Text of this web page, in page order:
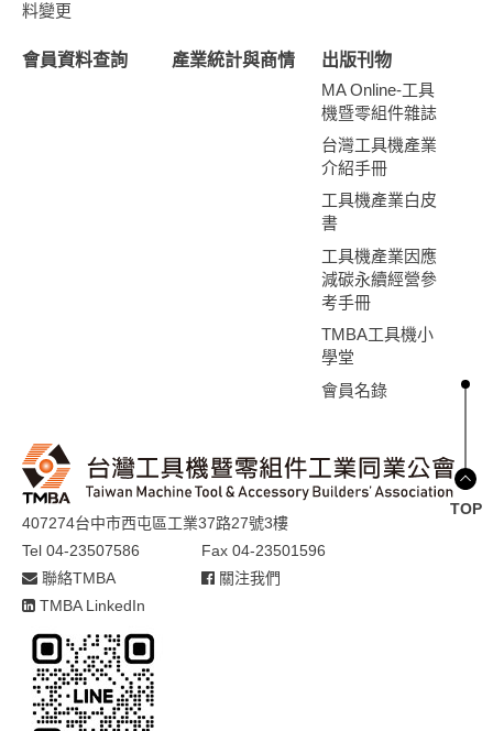
料變更
會員資料查詢 產業統計與商情
出版刊物
MA Online-工具
機暨零組件雜誌
台灣工具機產業
介紹手冊
工具機產業白皮
書
工具機產業因應
減碳永續經營參
考手冊
TMBA工具機小
學堂
會員名錄
407274台中市西屯區工業37路27號3樓
Tel 04-23507586
Fax 04-23501596
聯絡TMBA
關注我們
TMBA LinkedIn
TOP